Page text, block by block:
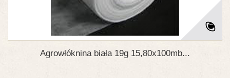
Agrowłóknina biała 19g 15,80x100mb...